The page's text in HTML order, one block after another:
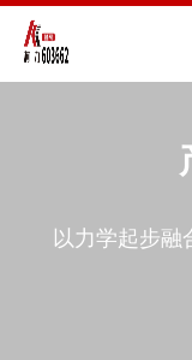
以力学起步融